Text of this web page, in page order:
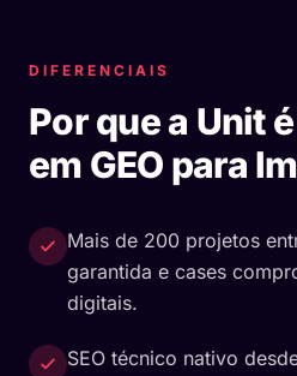
DIFERENCIAIS
Por que a Unit
em GEO para
Mais de 200 projetos
garantida e cases
digitais.
SEO técnico nativo